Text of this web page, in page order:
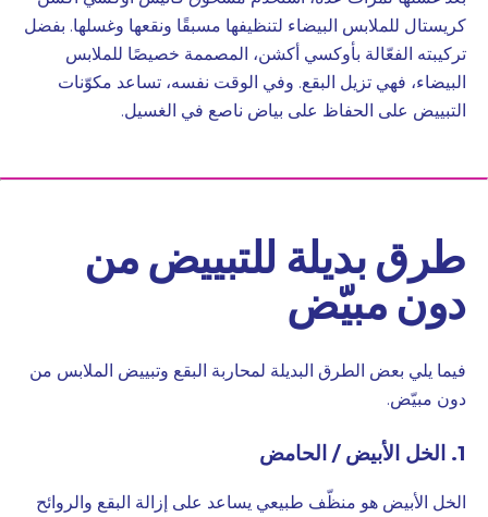
كريستال للملابس البيضاء لتنظيفها مسبقًا ونقعها وغسلها. بفضل
تركيبته الفعّالة بأوكسي أكشن، المصممة خصيصًا للملابس
البيضاء، فهي تزيل البقع. وفي الوقت نفسه، تساعد مكوّنات
التبييض على الحفاظ على بياض ناصع في الغسيل.
طرق بديلة للتبييض من
دون مبيّض
فيما يلي بعض الطرق البديلة لمحاربة البقع وتبييض الملابس من
دون مبيّض.
1. الخل الأبيض / الحامض
الخل الأبيض هو منظّف طبيعي يساعد على إزالة البقع والروائح